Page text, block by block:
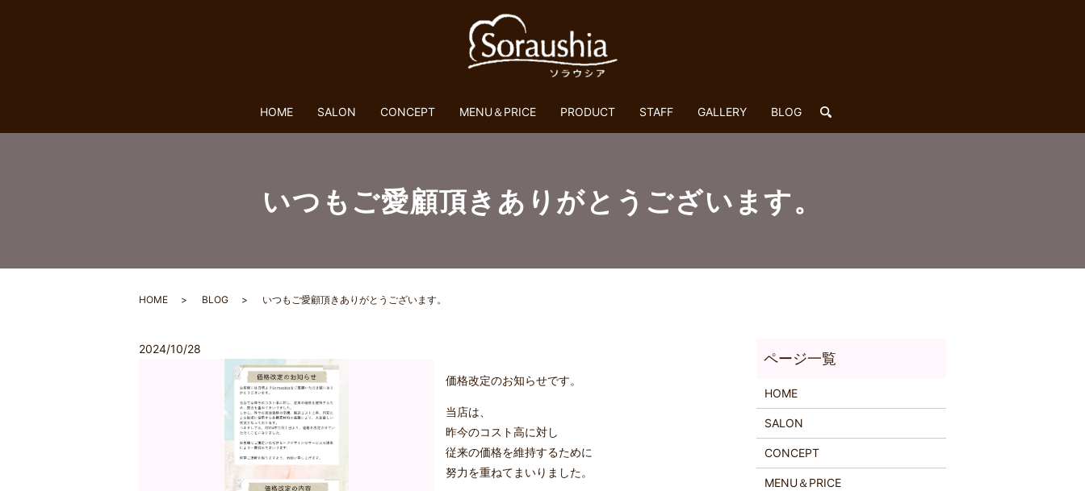
HOME SALON CONCEPT MENU＆PRICE PRODUCT STAFF GALLERY BLOG search
いつもご愛顧頂きありがとうございます。
HOME BLOG いつもご愛顧頂きありがとうございます。
2024/10/28
価格改定のお知らせです。
当店は、
昨今のコスト高に対し
従来の価格を維持するために
努力を重ねてまいりました。
HOME
SALON
CONCEPT
MENU＆PRICE